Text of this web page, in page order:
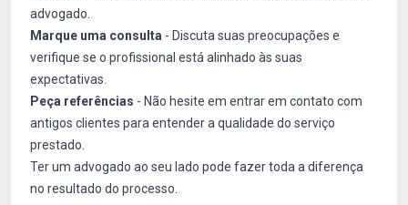
advogado.
Marque uma consulta - Discuta suas preocupações e
verifique se o profissional está alinhado às suas
expectativas.
Peça referências - Não hesite em entrar em contato com
antigos clientes para entender a qualidade do serviço
prestado.
Ter um advogado ao seu lado pode fazer toda a diferença
no resultado do processo.